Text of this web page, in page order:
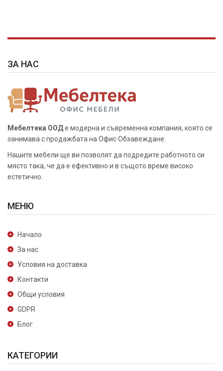
ЗА НАС
Мебелтека ООДе модерна и съвременна компания, която се
занимава с продажбата на Офис Обзавеждане.
Нашите мебели ще ви позволят да подредите работното си
място така, че да е ефективно и в същото време високо
естетично.
МЕНЮ
Начало
За нас
Условия на доставка
Контакти
Общи условия
GDPR
Блог
КАТЕГОРИИ